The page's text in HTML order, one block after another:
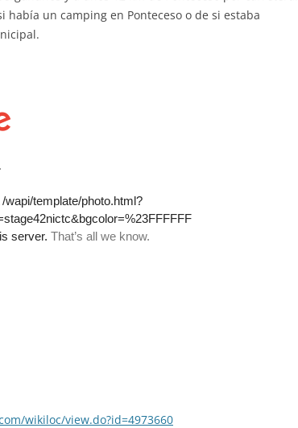
había un camping en Ponteceso o de si estaba
wikiloc/view.do?id=4973660